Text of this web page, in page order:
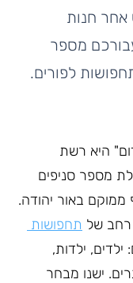
חנות
מספר
לפורים.
היא רשת
מספר סניפים
באור יהודה.
רחב של תחפושות
ילדים, ילדות,
ישנו מבחר